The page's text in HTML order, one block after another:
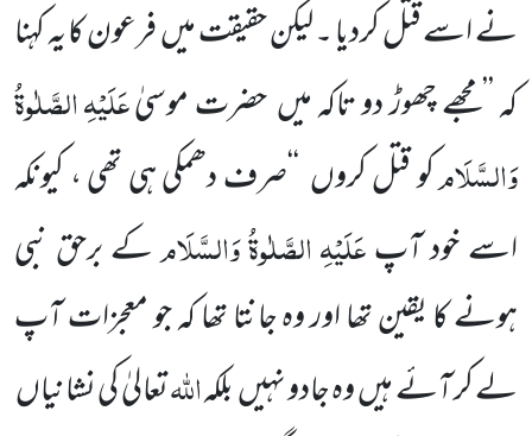
نے اسے قتل کردیا ۔ لیکن حقیقت میںفرعون کا یہ کہنا
کہ ’’مجھے چھوڑ دو تاکہ میںحضرت موسیٰعَلَیْہِالصَّلٰوۃُ
وَالسَّلَامکو قتل کروں ‘‘صرف دھمکی ہی تھی ، کیونکہ
اسے خود آپعَلَیْہِالصَّلٰوۃُوَالسَّلَامکے برحق نبی
ہونے کا یقین تھا اور وہ جانتا تھا کہ جو معجزات آپ
لے کر آئے ہیںوہ جادو نہیںبلکہاللہتعالیٰ کینشانیاں